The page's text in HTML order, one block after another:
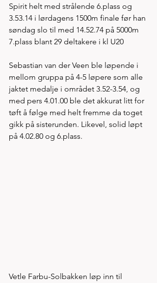
Spirit helt med strålende 6.plass og
3.53.14 i lørdagens 1500m finale før han
søndag slo til med 14.52.74 på 5000m
7.plass blant 29 deltakere i kl U20
Sebastian van der Veen ble løpende i
mellom gruppa på 4-5 løpere som alle
jaktet medalje i området 3.52-3.54, og
med pers 4.01.00 ble det akkurat litt for
tøft å følge med helt fremme da toget
gikk på sisterunden. Likevel, solid løpt
på 4.02.80 og 6.plass.
Vetle Farbu-Solbakken løp inn til